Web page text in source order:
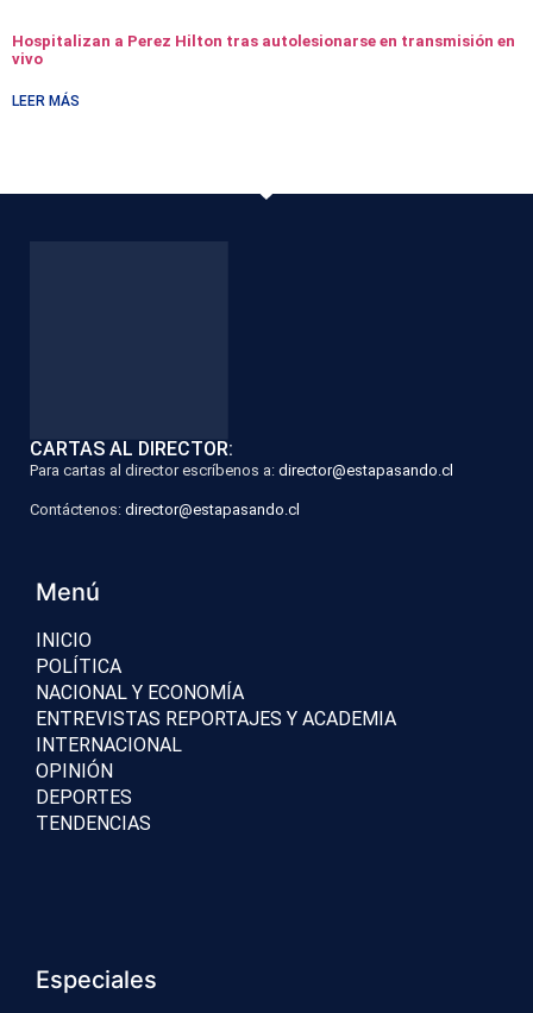
Hospitalizan a Perez Hilton tras autolesionarse en transmisión en
vivo
LEER MÁS
CARTAS AL DIRECTOR:
Para cartas al director escríbenos a: director@estapasando.cl
Contáctenos: director@estapasando.cl
Menú
INICIO
POLÍTICA
NACIONAL Y ECONOMÍA
ENTREVISTAS REPORTAJES Y ACADEMIA
INTERNACIONAL
OPINIÓN
DEPORTES
TENDENCIAS
Especiales